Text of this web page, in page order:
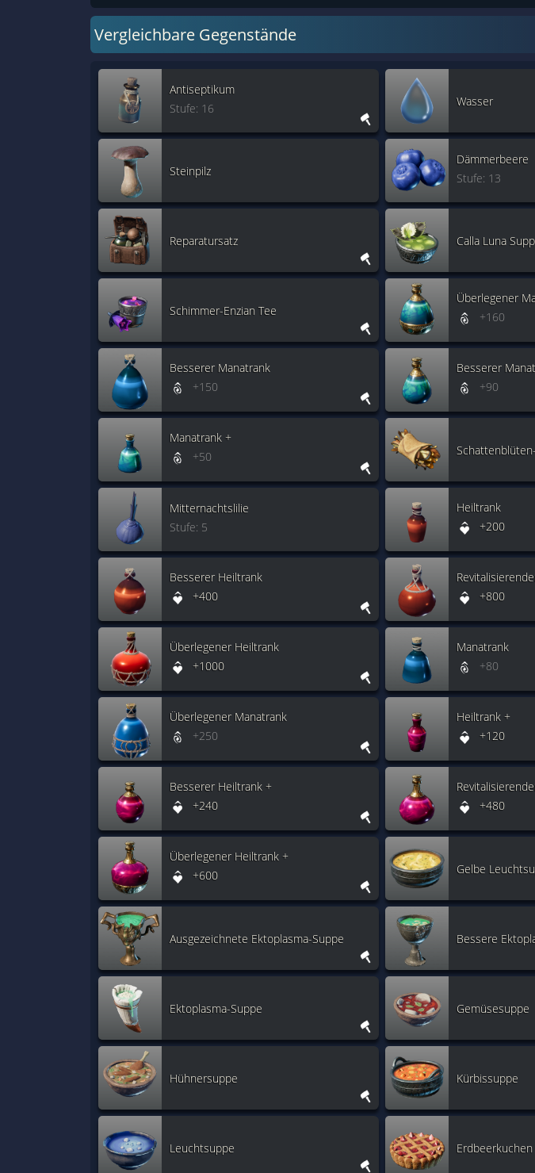
Vergleichbare Gegenstände
Antiseptikum
Stufe: 16
Wasser
Steinpilz
Dämmerbeere
Stufe: 13
Reparatursatz Calla Luna
Schimmer-Enzian Tee
Überlegener
+160
Besserer Manatrank
+150
Besserer
+90
Manatrank +
+50
Mitternachtslilie
Stufe: 5
Heiltrank
+200
Besserer Heiltrank
+400
+800
Überlegener Heiltrank
+1000
Manatrank
+80
Überlegener Manatrank
+250
Heiltrank +
+120
Besserer Heiltrank +
+240
+480
Überlegener Heiltrank +
+600
Gelbe
Ausgezeichnete Ektoplasma-Suppe Bessere
Ektoplasma-Suppe Gemüsesuppe
Hühnersuppe Kürbissuppe
Leuchtsuppe Erdbeerkuchen